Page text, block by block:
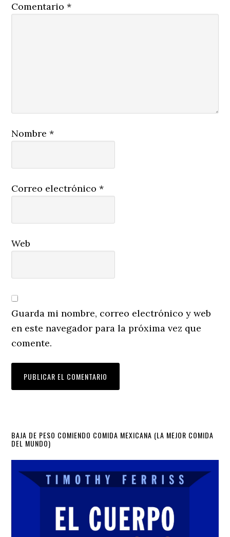
Comentario*
Nombre*
Correo electrónico*
Web
Guarda mi nombre, correo electrónico y web
en este navegador para la próxima vez que
comente.
Primary
Sidebar
BAJA DE PESO COMIENDO COMIDA MEXICANA (LA MEJOR COMIDA
DEL MUNDO)